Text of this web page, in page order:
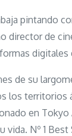
pintando
director de
digitales
de su
los territorios
en Tokyo
vida. Nº 1